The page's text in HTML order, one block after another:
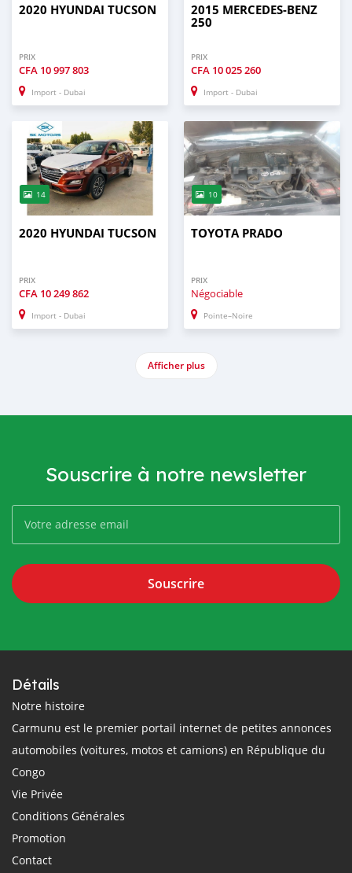
2020 HYUNDAI TUCSON
PRIX
CFA 10 997 803
Import - Dubai
2015 MERCEDES-BENZ
250
PRIX
CFA 10 025 260
Import - Dubai
14
2020 HYUNDAI TUCSON
PRIX
CFA 10 249 862
Import - Dubai
10
TOYOTA PRADO
PRIX
Négociable
Pointe–Noire
Afficher plus
Souscrire à notre newsletter
Souscrire
Détails
Notre histoire
Carmunu est le premier portail internet de petites annonces
automobiles (voitures, motos et camions) en République du
Congo
Vie Privée
Conditions Générales
Promotion
Contact